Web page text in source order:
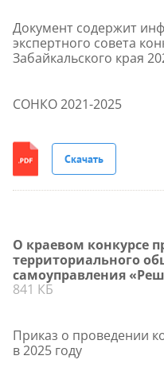
Документ содержит
экспертного совета
Забайкальского края
СОНКО 2021-2025
Скачать
О краевом конкурсе
территориального
самоуправления
841 КБ
Приказ о проведении
в 2025 году